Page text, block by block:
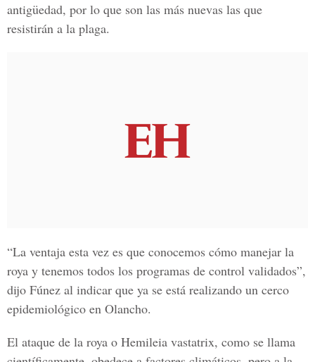
antigüedad, por lo que son las más nuevas las que
resistirán a la plaga.
“La ventaja esta vez es que conocemos cómo manejar la
roya y tenemos todos los programas de control validados”,
dijo Fúnez al indicar que ya se está realizando un cerco
epidemiológico en Olancho.
El ataque de la roya o Hemileia vastatrix, como se llama